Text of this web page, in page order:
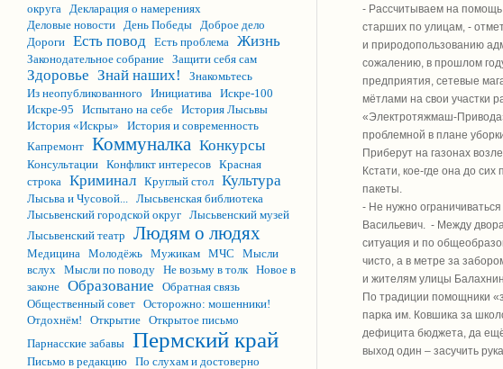
округа Декларация о намерениях
Деловые новости День Победы Доброе дело
Дороги Есть повод Есть проблема Жизнь
Законодательное собрание Защити себя сам
Здоровье Знай наших!
Знакомьтесь
Из неопубликованного
Инициатива Искре-100
Искре-95
Испытано на себе История Лысьвы
История «Искры»
История и современность
Капремонт Коммуналка Конкурсы
Консультации Конфликт интересов Красная
строка Криминал Круглый стол Культура
Лысьва и Чусовой... Лысьвенская библиотека
Лысьвенский городской округ Лысьвенский музей
Лысьвенский театр
Людям о людях
Медицина Молодёжь Мужикам МЧС
Мысли
вслух Мысли по поводу Не возьму в толк Новое в
законе Образование
Обратная связь
Общественный совет Осторожно: мошенники!
Отдохнём!
Открытие Открытое письмо
Парнасские забавы Пермский край
Письмо в редакцию По слухам и достоверно
- Рассчитываем на помощь
старших по улицам, -
и природопользованию
сожалению, в прошлом
предприятия, сетевые
мётлами на свои участки
«Электротяжмаш-
проблемной в плане
Приберут на газонах
Кстати, кое-где она до
пакеты.
- Не нужно
Васильевич. - Между
ситуация и по
чисто, а в метре за
и жителям улицы
По традиции помощники
парка им. Ковшика за
дефицита бюджета, да ещё
выход один – засучить